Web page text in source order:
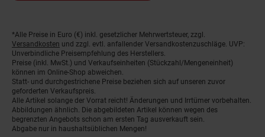
Fußnoten
*Alle Preise in Euro (€) inkl. gesetzlicher Mehrwertsteuer, zzgl.
Versandkosten und zzgl. evtl. anfallender Versandkostenzuschläge. UVP:
Unverbindliche Preisempfehlung des Herstellers.
Preise (inkl. MwSt.) und Verkaufseinheiten (Stückzahl/Mengeneinheit)
können im Online-Shop abweichen.
Statt- und durchgestrichene Preise beziehen sich auf unseren zuvor
geforderten Verkaufspreis.
Alle Artikel solange der Vorrat reicht! Änderungen und Irrtümer vorbehalten.
Abbildungen ähnlich. Die abgebildeten Artikel können wegen des
begrenzten Angebots schon am ersten Tag ausverkauft sein.
Abgabe nur in haushaltsüblichen Mengen!